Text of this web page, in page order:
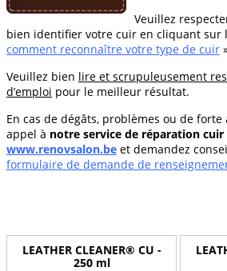
Veuillez
bien identifier votre cuir en cliquant sur
comment reconnaître votre type de cuir
Veuillez bien lire et scrupuleusement
d’emploi pour le meilleur résultat.
En cas de dégâts, problèmes ou de
appel à notre service de réparation
www.renovsalon.be et demandez
formulaire de demande de
LEATHER CLEANER® CU -
250 ml